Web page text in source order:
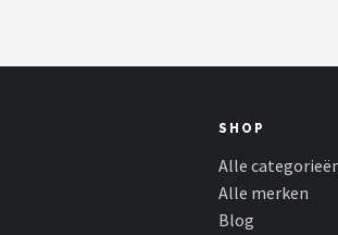
SHOP
Alle
Alle merken
Blog